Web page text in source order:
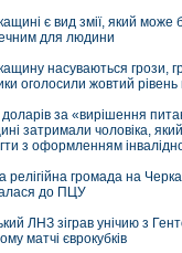
є вид змії, який може
для людини
насуваються грози,
оголосили жовтий рівень
доларів за «вирішення
затримали чоловіка,
з оформленням
релігійна громада на
до ПЦУ
ЛНЗ зіграв унічию з
матчі єврокубків